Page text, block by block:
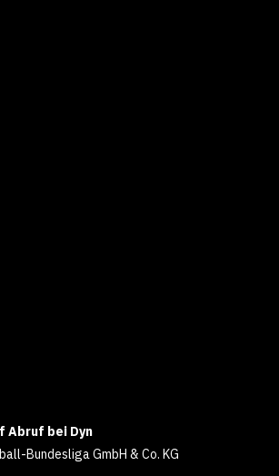
Abruf bei Dyn
Bundesliga GmbH & Co. KG